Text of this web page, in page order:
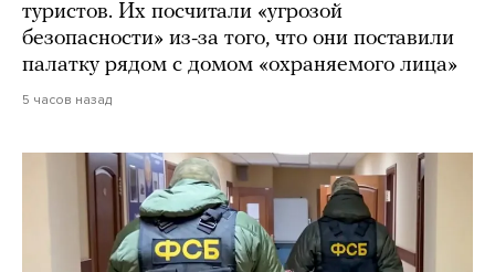
туристов. Их посчитали «угрозой
безопасности» из-за того, что они поставили
палатку рядом с домом «охраняемого лица»
5 часов назад